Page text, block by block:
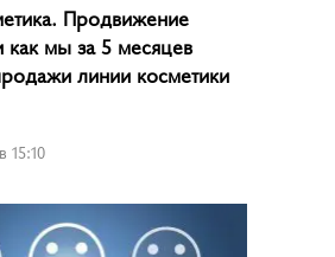
Продвижение
как мы за 5 месяцев
линии косметики
15:10